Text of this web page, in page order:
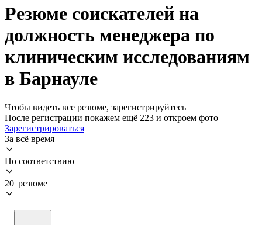
Резюме соискателей на
должность менеджера по
клиническим исследованиям
в Барнауле
Чтобы видеть все резюме, зарегистрируйтесь
После регистрации покажем ещё 223 и откроем фото
Зарегистрироваться
За всё время
По соответствию
20 резюме